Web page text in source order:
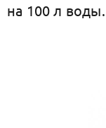
на 100 л воды.